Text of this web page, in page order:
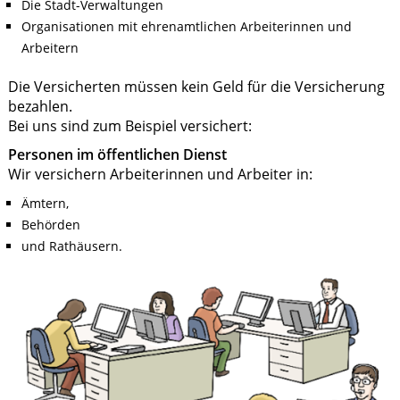
Die Stadt-Verwaltungen
Organisationen mit ehrenamtlichen Arbeiterinnen und
Arbeitern
Die Versicherten müssen kein Geld für die Versicherung
bezahlen.
Bei uns sind zum Beispiel versichert:
Personen im öffentlichen Dienst
Wir versichern Arbeiterinnen und Arbeiter in:
Ämtern,
Behörden
und Rathäusern.